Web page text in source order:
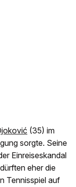
(35) im
sorgte. Seine
Einreiseskandal
eher die
Tennisspiel auf